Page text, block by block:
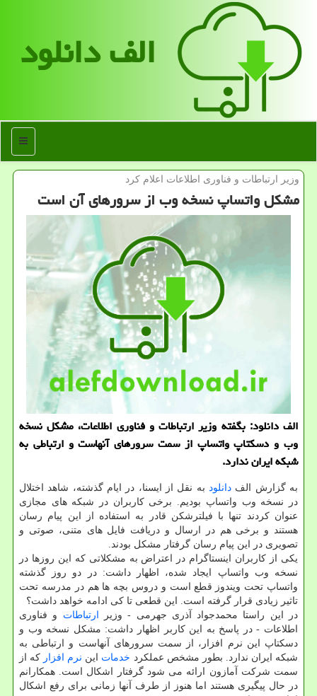
الف دانلود
منو
وزیر ارتباطات و فناوری اطلاعات اعلام كرد
مشكل واتساپ نسخه وب از سرورهای آن است
الف دانلود: بگفته وزیر ارتباطات و فناوری اطلاعات، مشكل نسخه
وب و دسكتاپ واتساپ از سمت سرورهای آنهاست و ارتباطی به
شبكه ایران ندارد.
به گزارش الف دانلود به نقل از ایسنا، در ایام گذشته، شاهد اختلال
در نسخه وب واتساپ بودیم. برخی کاربران در شبکه های مجازی
عنوان کردند تنها با فیلترشکن قادر به استفاده از این پیام رسان
هستند و برخی هم در ارسال و دریافت فایل های متنی، صوتی و
تصویری در این پیام رسان گرفتار مشکل بودند.
یکی از کاربران اینستاگرام در اعتراض به مشکلاتی که این روزها در
نسخه وب واتساپ ایجاد شده، اظهار داشت: در دو روز گذشته
واتساپ تحت ویندوز قطع است و دروس بچه ها هم در مدرسه تحت
تاثیر زیادی قرار گرفته است. این قطعی تا کی ادامه خواهد داشت؟
در این راستا محمدجواد آذری جهرمی - وزیر ارتباطات و فناوری
اطلاعات - در پاسخ به این کاربر اظهار داشت: مشکل نسخه وب و
دسکتاپ این نرم افزار، از سمت سرورهای آنهاست و ارتباطی به
شبکه ایران ندارد. بطور مشخص عملکرد خدمات این نرم افزار که از
سمت شرکت آمازون ارائه می شود گرفتار اشکال است. همکارانم
در حال پیگیری هستند اما هنوز از طرف آنها زمانی برای رفع اشکال